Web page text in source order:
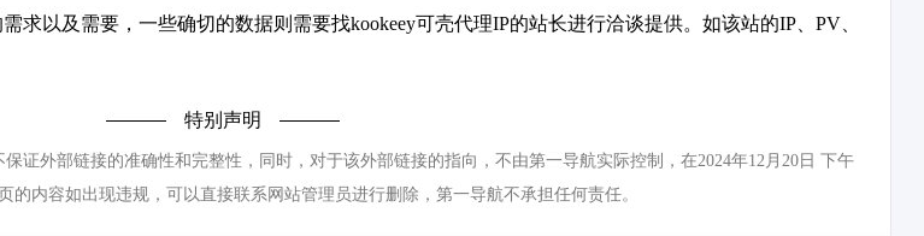
求以及需要，一些确切的数据则需要找kookeey可壳代理IP的站长进行洽谈提供。如该站的IP、PV、
特别声明
证外部链接的准确性和完整性，同时，对于该外部链接的指向，不由第一导航实际控制，在2024年12月20日 下午
内容如出现违规，可以直接联系网站管理员进行删除，第一导航不承担任何责任。